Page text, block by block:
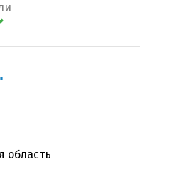
область